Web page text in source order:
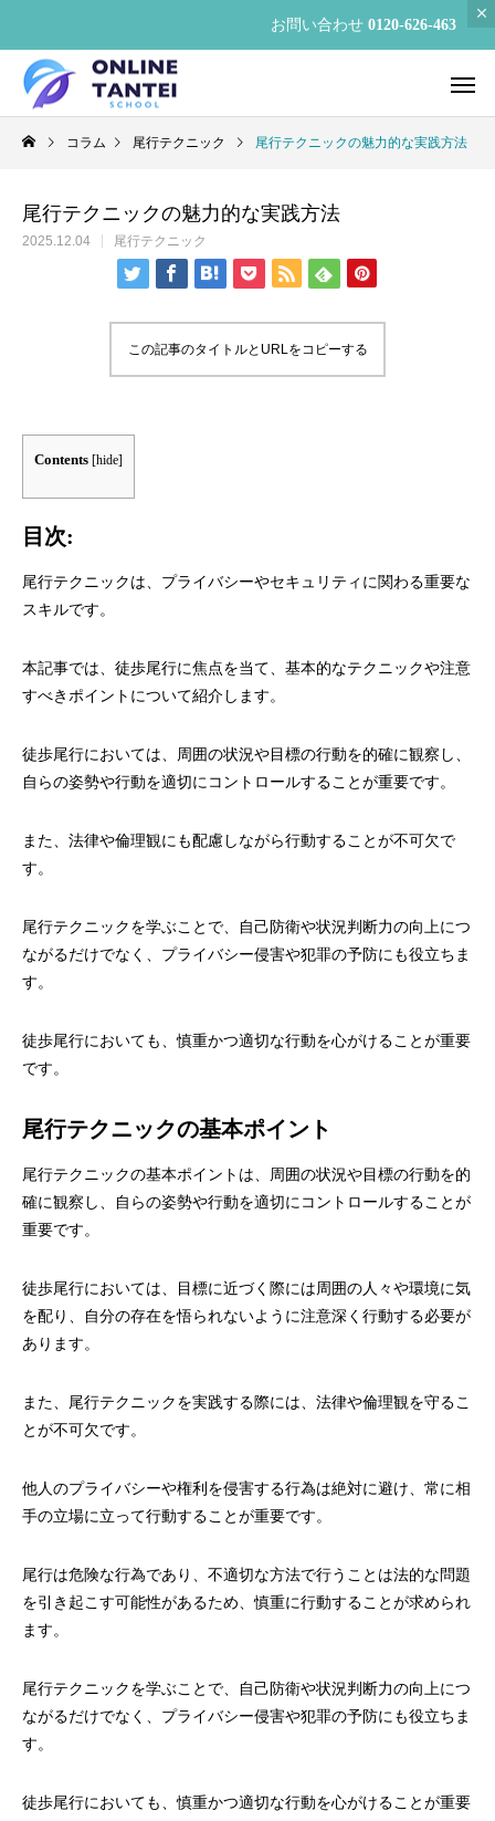
お問い合わせ 0120-626-463
コラム 尾行テクニック 尾行テクニックの魅力的な実践方法
尾行テクニックの魅力的な実践方法
2025.12.04 尾行テクニック
この記事のタイトルとURLをコピーする
Contents [hide]
目次:
尾行テクニックは、プライバシーやセキュリティに関わる重要な
スキルです。
本記事では、徒歩尾行に焦点を当て、基本的なテクニックや注意
すべきポイントについて紹介します。
徒歩尾行においては、周囲の状況や目標の行動を的確に観察し、
自らの姿勢や行動を適切にコントロールすることが重要です。
また、法律や倫理観にも配慮しながら行動することが不可欠で
す。
尾行テクニックを学ぶことで、自己防衛や状況判断力の向上につ
ながるだけでなく、プライバシー侵害や犯罪の予防にも役立ちま
す。
徒歩尾行においても、慎重かつ適切な行動を心がけることが重要
です。
尾行テクニックの基本ポイント
尾行テクニックの基本ポイントは、周囲の状況や目標の行動を的
確に観察し、自らの姿勢や行動を適切にコントロールすることが
重要です。
徒歩尾行においては、目標に近づく際には周囲の人々や環境に気
を配り、自分の存在を悟られないように注意深く行動する必要が
あります。
また、尾行テクニックを実践する際には、法律や倫理観を守るこ
とが不可欠です。
他人のプライバシーや権利を侵害する行為は絶対に避け、常に相
手の立場に立って行動することが重要です。
尾行は危険な行為であり、不適切な方法で行うことは法的な問題
を引き起こす可能性があるため、慎重に行動することが求められ
ます。
尾行テクニックを学ぶことで、自己防衛や状況判断力の向上につ
ながるだけでなく、プライバシー侵害や犯罪の予防にも役立ちま
す。
徒歩尾行においても、慎重かつ適切な行動を心がけることが重要